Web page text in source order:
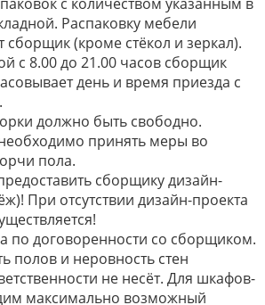
Распаковку мебели
сборщик (кроме стёкол и зеркал).
с 8.00 до 21.00 часов сборщик
день и время приезда с
должно быть свободно.
принять меры во
пола.
сборщику дизайн-
При отсутствии дизайн-проекта
по договоренности со сборщиком.
полов и неровность стен
не несёт. Для шкафов-
максимально возможный